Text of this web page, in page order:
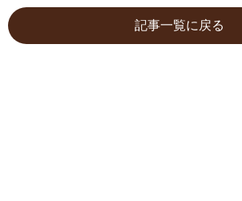
記事一覧に戻る